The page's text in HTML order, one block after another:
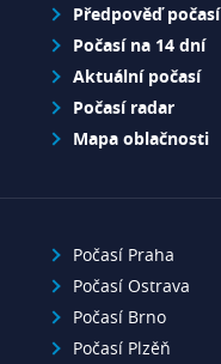
Předpověď počasí
Počasí na 14 dní
Aktuální počasí
Počasí radar
Mapa oblačnosti
Počasí Praha
Počasí Ostrava
Počasí Brno
Počasí Plzěň